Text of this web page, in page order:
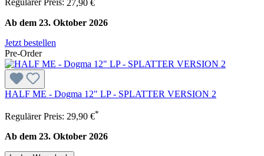
Regulärer Preis: 27,90 €
Ab dem 23. Oktober 2026
Jetzt bestellen
Pre-Order
HALF ME - Dogma 12" LP - SPLATTER VERSION 2
Regulärer Preis: 29,90 €*
Ab dem 23. Oktober 2026